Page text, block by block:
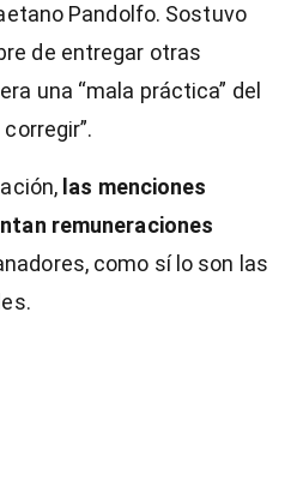
Pandolfo. Sostuvo
de entregar otras
una “mala práctica” del
las menciones
remuneraciones
como sí lo son las